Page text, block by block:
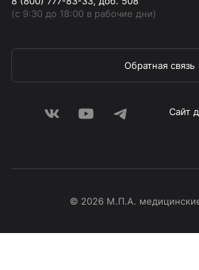
(с 9:30 до 18:00 в рабочие дни)
Обратная связь
Сайт
© 2026 М.П.А.